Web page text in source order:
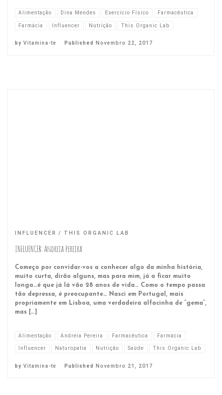
Alimentação Dina Mendes Exercício Físico
Farmacêutica
Farmácia
Influencer Nutrição This Organic Lab
by Vitamina-te Published Novembro 22, 2017
INFLUENCER THIS ORGANIC LAB
INFLUENCER: Andreia Pereira
Começo por convidar-vos a conhecer algo da minha história,
muito curta, dirão alguns, mas para mim, já a ficar muito
longa…é que já lá vão 28 anos de vida… Como o tempo passa
tão depressa, é preocupante… Nasci em Portugal, mais
propriamente em Lisboa, uma verdadeira alfacinha de “gema”,
mas […]
Alimentação Andreia Pereira Farmacêutica
Farmácia
Influencer
Naturopatia Nutrição Saúde This Organic Lab
by Vitamina-te Published Novembro 21, 2017